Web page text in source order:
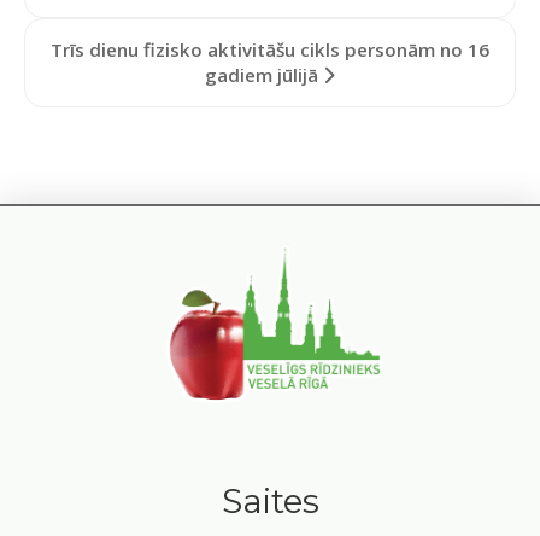
Trīs dienu fizisko aktivitāšu cikls personām no 16
gadiem jūlijā
Saites